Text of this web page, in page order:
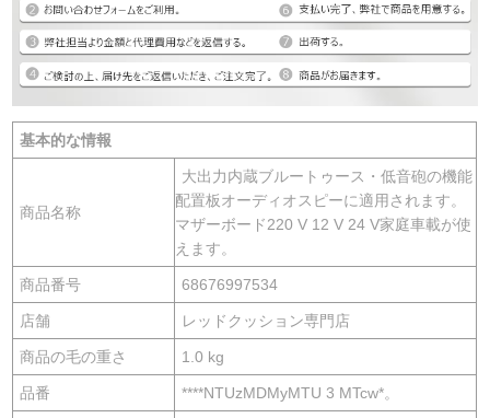
基本的な情報
商品名称
大出力内蔵ブルートゥース・低音砲の機能
配置板オーディオスピーに適用されます。
マザーボード220 V 12 V 24 V家庭車載が使
えます。
商品番号 68676997534
店舗 レッドクッション専門店
商品の毛の重さ 1.0 kg
品番 ****NTUzMDMyMTU 3 MTcw*。